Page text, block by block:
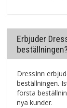
Erbjuder
beställningen?
DressInn
beställningen.
första
nya kunder.